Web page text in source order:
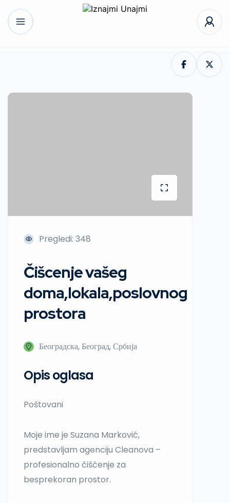
Pregledi: 348
Čišcenje vašeg
doma,lokala,poslovnog
prostora
Београдска, Београд, Србија
Opis oglasa
Poštovani
Moje ime je Suzana Marković,
predstavljam agenciju Cleanova –
profesionalno čišćenje za
besprekoran prostor.